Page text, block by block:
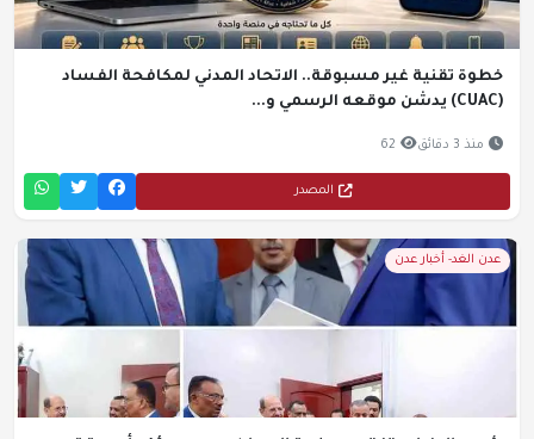
خطوة تقنية غير مسبوقة.. الاتحاد المدني لمكافحة الفساد
(CUAC) يدشن موقعه الرسمي و...
منذ 3 دقائق 62
المصدر
عدن الغد- أخبار عدن